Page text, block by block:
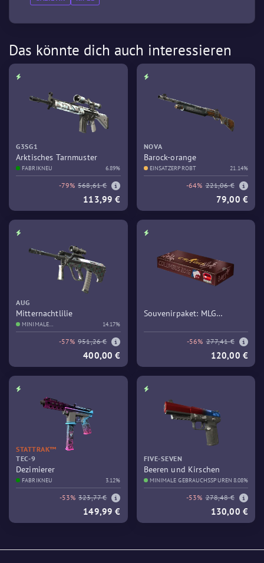
Das könnte dich auch interessieren
G3SG1
Arktisches Tarnmuster
FABRIKNEU 6.89%
-79% 568,61 €
113,99 €
NOVA
Barock-orange
EINSATZERPROBT 21.14%
-64% 221,06 €
79,00 €
AUG
Mitternachtlilie
MINIMALE
GEBRAUCHSSPUREN
14.17%
-57% 951,26 €
400,00 €
Souvenirpaket: MLG
-56% 277,41 €
120,00 €
STATTRAK™
TEC-9
Dezimierer
FABRIKNEU 3.12%
-53% 323,77 €
149,99 €
FIVE-SEVEN
Beeren und Kirschen
MINIMALE GEBRAUCHSSPUREN 8.08%
-53% 278,48 €
130,00 €